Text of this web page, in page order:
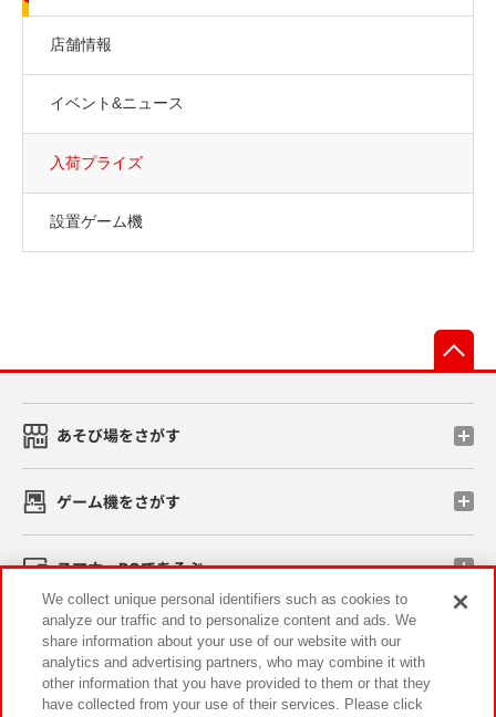
店舗情報
イベント&ニュース
入荷プライズ
設置ゲーム機
あそび場をさがす
ゲーム機をさがす
スマホ・PCであそぶ
イベント・キャンペーン
We collect unique personal identifiers such as cookies to
analyze our traffic and to personalize content and ads. We
share information about your use of our website with our
analytics and advertising partners, who may combine it with
other information that you have provided to them or that they
have collected from your use of their services. Please click